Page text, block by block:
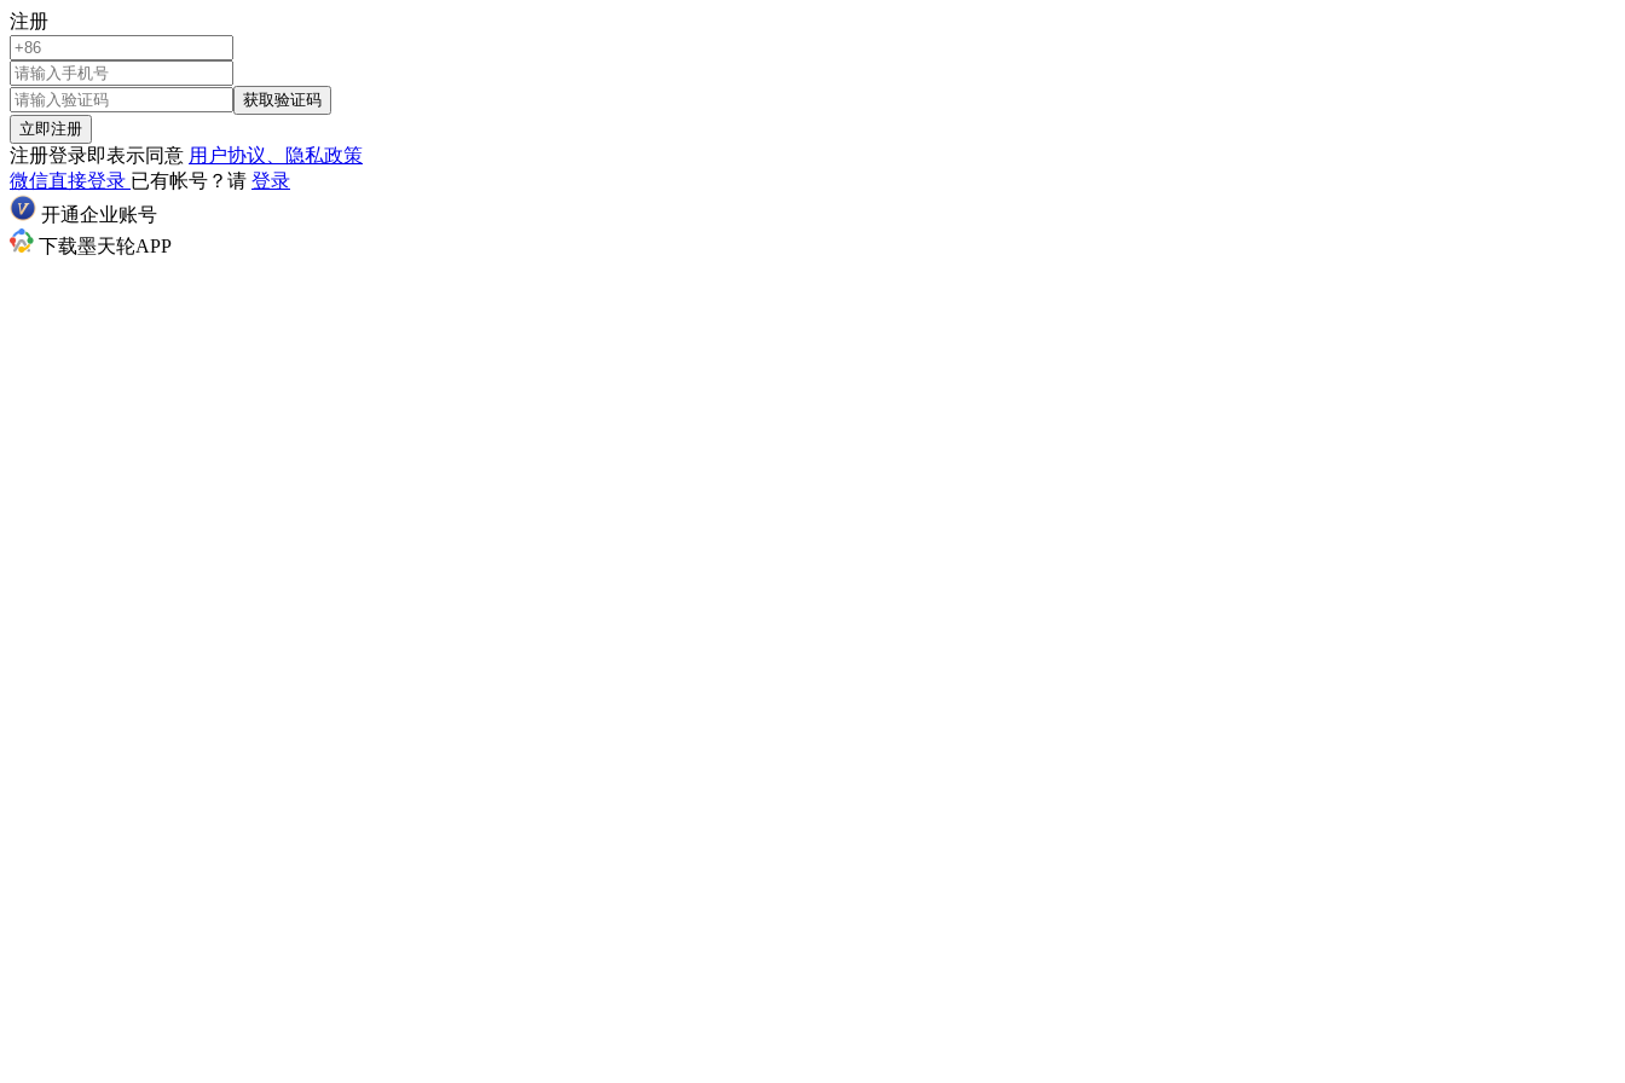
注册
获取验证码
立即注册
注册登录即表示同意 用户协议、隐私政策
微信直接登录 已有帐号？请 登录
开通企业账号
下载墨天轮APP